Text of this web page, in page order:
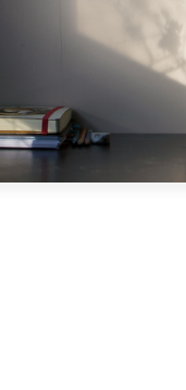
evaluate 强制覆写
模拟点击的解决方案
区自动刷新的情况
署步骤包括克隆项目
赖及 Playwright 的
Cookie 粘贴到配置中